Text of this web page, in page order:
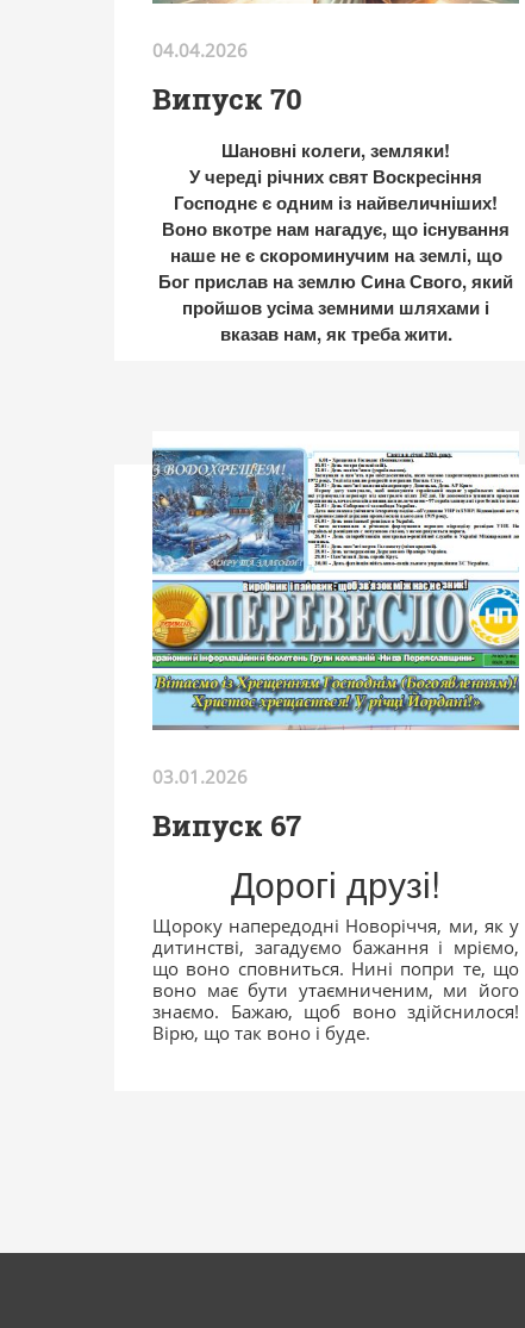
04.04.2026
Випуск 70
Шановні колеги, земляки!
У череді річних свят Воскресіння
Господнє є одним із найвеличніших!
Воно вкотре нам нагадує, що існування
наше не є скороминучим на землі, що
Бог прислав на землю Сина Свого, який
пройшов усіма земними шляхами і
вказав нам, як треба жити.
03.01.2026
Випуск 67
Дорогі друзі!
Щороку напередодні Новоріччя, ми, як у
дитинстві, загадуємо бажання і мріємо,
що воно сповниться. Нині попри те, що
воно має бути утаємниченим, ми його
знаємо. Бажаю, щоб воно здійснилося!
Вірю, що так воно і буде.